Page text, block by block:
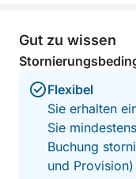
Gut zu wissen
Flexibel
Sie erhalten
Sie
Buchung
und Provision)